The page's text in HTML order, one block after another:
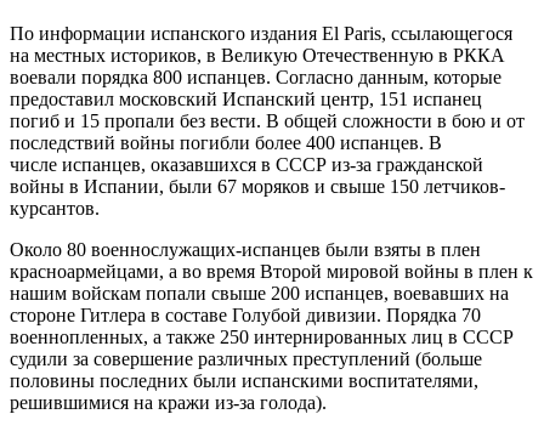
По информации испанского издания El Paris, ссылающегося
на местных историков, в Великую Отечественную в РККА
воевали порядка 800 испанцев. Согласно данным, которые
предоставил московский Испанский центр, 151 испанец
погиб и 15 пропали без вести. В общей сложности в бою и от
последствий войны погибли более 400 испанцев. В
числе испанцев, оказавшихся в СССР из-за гражданской
войны в Испании, были 67 моряков и свыше 150 летчиков-
курсантов.
Около 80 военнослужащих-испанцев были взяты в плен
красноармейцами, а во время Второй мировой войны в плен к
нашим войскам попали свыше 200 испанцев, воевавших на
стороне Гитлера в составе Голубой дивизии. Порядка 70
военнопленных, а также 250 интернированных лиц в СССР
судили за совершение различных преступлений (больше
половины последних были испанскими воспитателями,
решившимися на кражи из-за голода).